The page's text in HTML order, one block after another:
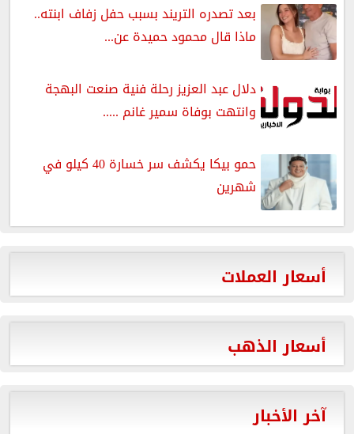
بعد تصدره التريند بسبب حفل زفاف ابنته..
ماذا قال محمود حميدة عن...
دلال عبد العزيز رحلة فنية صنعت البهجة
وانتهت بوفاة سمير غانم .....
حمو بيكا يكشف سر خسارة 40 كيلو في
شهرين
أسعار العملات
أسعار الذهب
آخر الأخبار